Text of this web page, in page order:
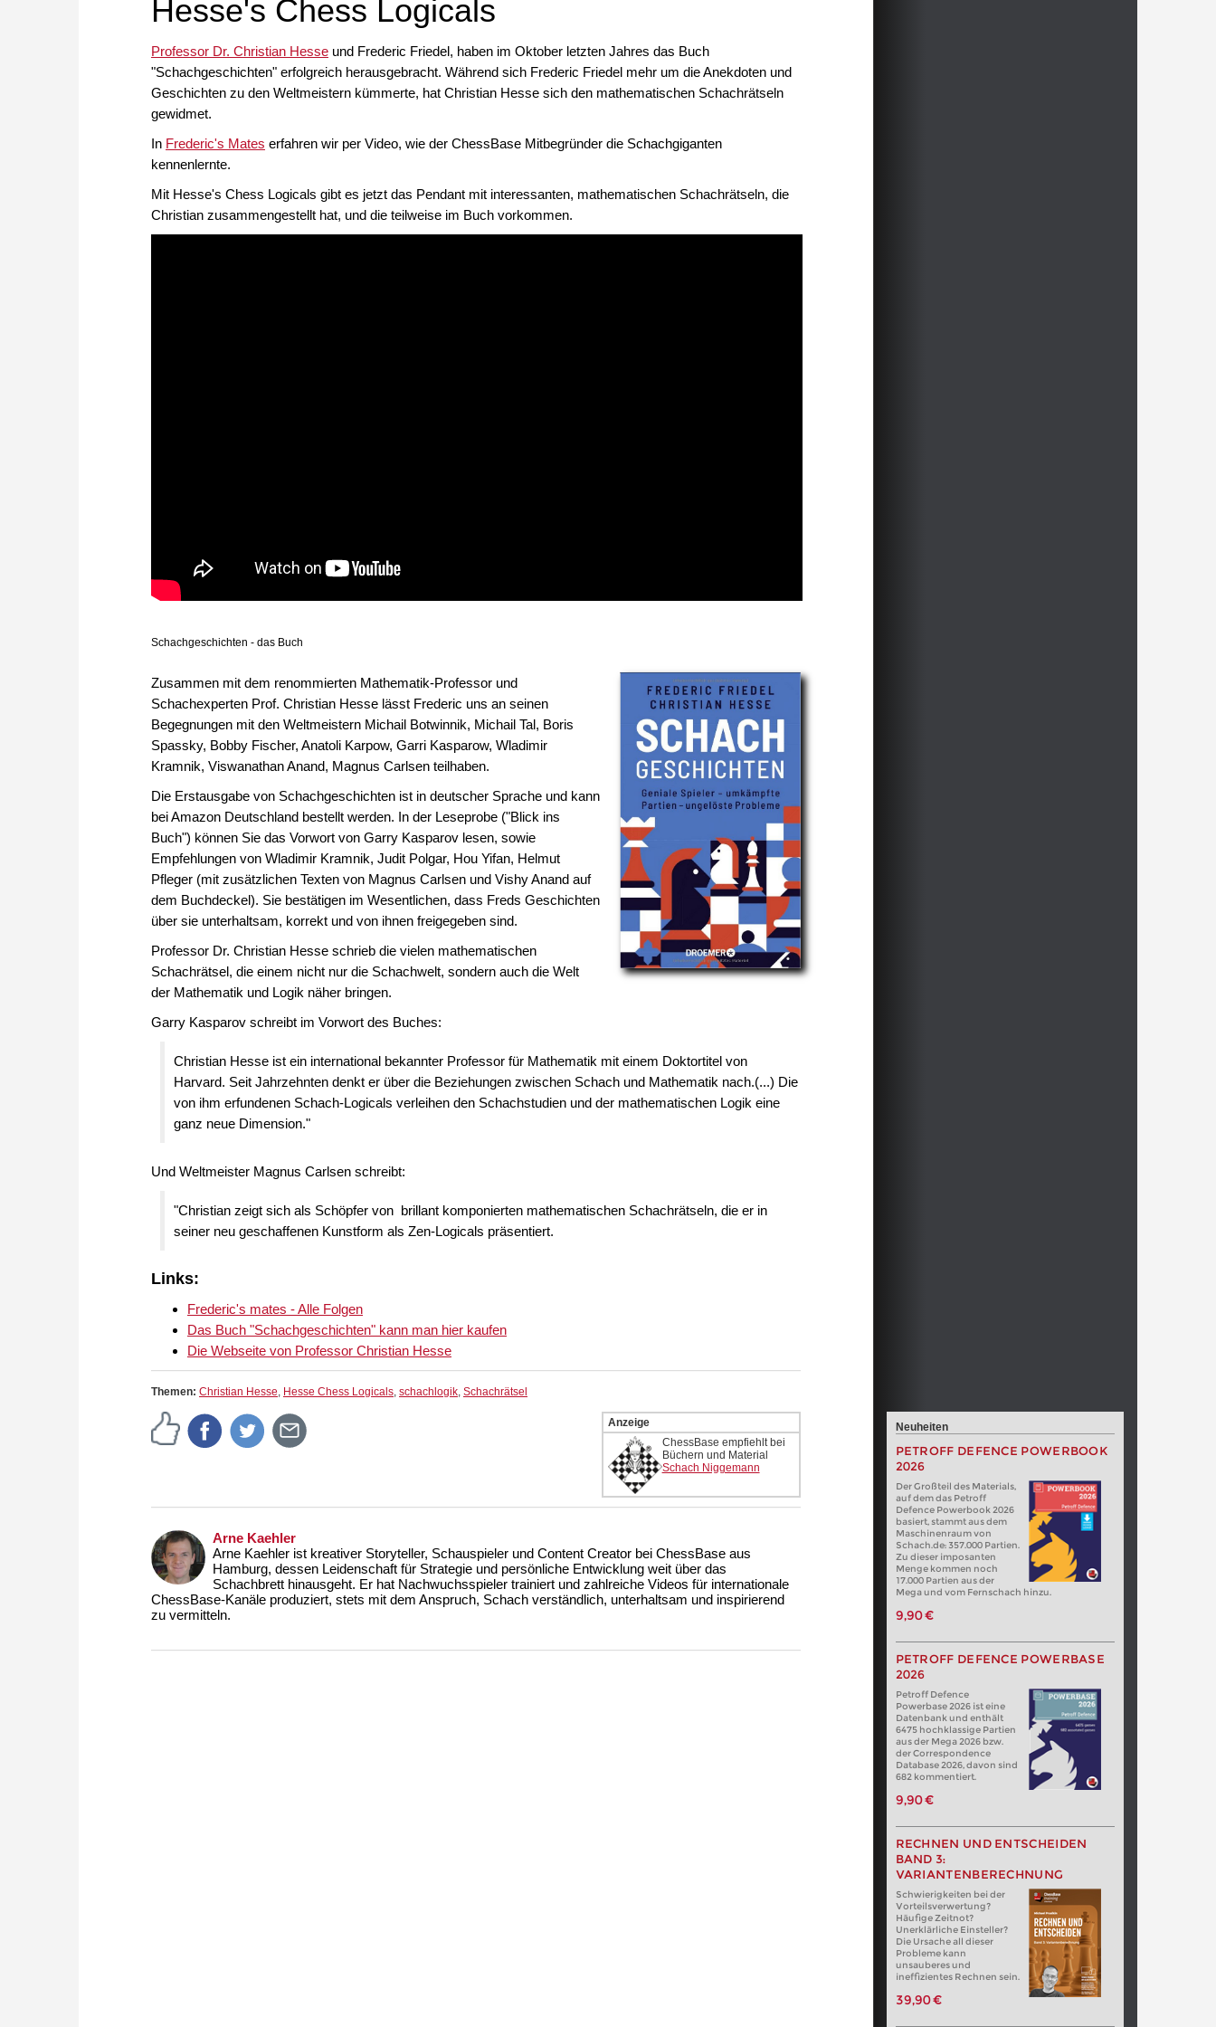
Hesse's Chess Logicals
Professor Dr. Christian Hesse und Frederic Friedel, haben im Oktober letzten Jahres das Buch
"Schachgeschichten" erfolgreich herausgebracht. Während sich Frederic Friedel mehr um die Anekdoten und
Geschichten zu den Weltmeistern kümmerte, hat Christian Hesse sich den mathematischen Schachrätseln
gewidmet.
In Frederic's Mates erfahren wir per Video, wie der ChessBase Mitbegründer die Schachgiganten
kennenlernte.
Mit Hesse's Chess Logicals gibt es jetzt das Pendant mit interessanten, mathematischen Schachrätseln, die
Christian zusammengestellt hat, und die teilweise im Buch vorkommen.
Schachgeschichten - das Buch
Zusammen mit dem renommierten Mathematik-Professor und
Schachexperten Prof. Christian Hesse lässt Frederic uns an seinen
Begegnungen mit den Weltmeistern Michail Botwinnik, Michail Tal, Boris
Spassky, Bobby Fischer, Anatoli Karpow, Garri Kasparow, Wladimir
Kramnik, Viswanathan Anand, Magnus Carlsen teilhaben.
Die Erstausgabe von Schachgeschichten ist in deutscher Sprache und kann
bei Amazon Deutschland bestellt werden. In der Leseprobe ("Blick ins
Buch") können Sie das Vorwort von Garry Kasparov lesen, sowie
Empfehlungen von Wladimir Kramnik, Judit Polgar, Hou Yifan, Helmut
Pfleger (mit zusätzlichen Texten von Magnus Carlsen und Vishy Anand auf
dem Buchdeckel). Sie bestätigen im Wesentlichen, dass Freds Geschichten
über sie unterhaltsam, korrekt und von ihnen freigegeben sind.
Professor Dr. Christian Hesse schrieb die vielen mathematischen
Schachrätsel, die einem nicht nur die Schachwelt, sondern auch die Welt
der Mathematik und Logik näher bringen.
Garry Kasparov schreibt im Vorwort des Buches:
Christian Hesse ist ein international bekannter Professor für Mathematik mit einem Doktortitel von
Harvard. Seit Jahrzehnten denkt er über die Beziehungen zwischen Schach und Mathematik nach.(...) Die
von ihm erfundenen Schach-Logicals verleihen den Schachstudien und der mathematischen Logik eine
ganz neue Dimension."
Und Weltmeister Magnus Carlsen schreibt:
"Christian zeigt sich als Schöpfer von brillant komponierten mathematischen Schachrätseln, die er in
seiner neu geschaffenen Kunstform als Zen-Logicals präsentiert.
Links:
Frederic's mates - Alle Folgen
Das Buch "Schachgeschichten" kann man hier kaufen
Die Webseite von Professor Christian Hesse
Themen: Christian Hesse, Hesse Chess Logicals, schachlogik, Schachrätsel
Anzeige
ChessBase empfiehlt bei
Büchern und Material
Schach Niggemann
Arne Kaehler
Arne Kaehler ist kreativer Storyteller, Schauspieler und Content Creator bei ChessBase aus
Hamburg, dessen Leidenschaft für Strategie und persönliche Entwicklung weit über das
Schachbrett hinausgeht. Er hat Nachwuchsspieler trainiert und zahlreiche Videos für internationale
ChessBase-Kanäle produziert, stets mit dem Anspruch, Schach verständlich, unterhaltsam und inspirierend
zu vermitteln.
Neuheiten
PETROFF DEFENCE POWERBOOK
2026
Der Großteil des Materials,
auf dem das Petroff
Defence Powerbook 2026
basiert, stammt aus dem
Maschinenraum von
Schach.de: 357.000 Partien.
Zu dieser imposanten
Menge kommen noch
17.000 Partien aus der
Mega und vom Fernschach hinzu.
9,90 €
PETROFF DEFENCE POWERBASE
2026
Petroff Defence
Powerbase 2026 ist eine
Datenbank und enthält
6475 hochklassige Partien
aus der Mega 2026 bzw.
der Correspondence
Database 2026, davon sind
682 kommentiert.
9,90 €
RECHNEN UND ENTSCHEIDEN
BAND 3:
VARIANTENBERECHNUNG
Schwierigkeiten bei der
Vorteilsverwertung?
Häufige Zeitnot?
Unerklärliche Einsteller?
Die Ursache all dieser
Probleme kann
unsauberes und
ineffizientes Rechnen sein.
39,90 €